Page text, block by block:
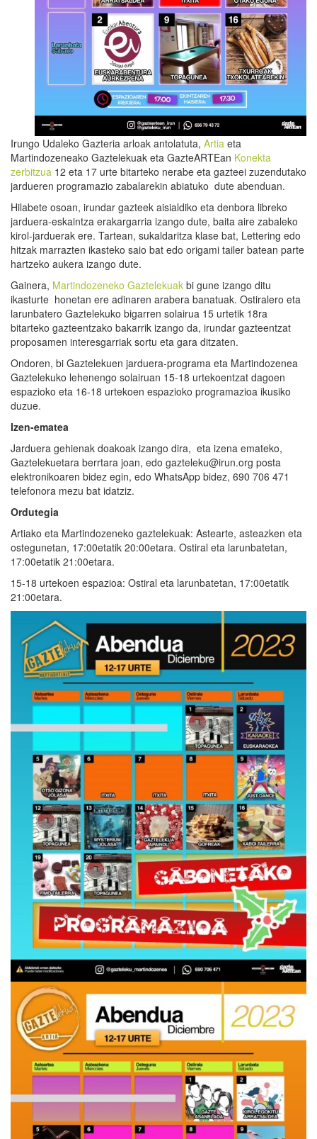
Irungo Udaleko Gazteria arloak antolatuta, Artia eta
Martindozeneako Gaztelekuak eta GazteARTEan Konekta
zerbitzua 12 eta 17 urte bitarteko nerabe eta gazteei zuzendutako
jardueren programazio zabalarekin abiatuko dute abenduan.
Hilabete osoan, irundar gazteek aisialdiko eta denbora libreko
jarduera-eskaintza erakargarria izango dute, baita aire zabaleko
kirol-jarduerak ere. Tartean, sukaldaritza klase bat, Lettering edo
hitzak marrazten ikasteko saio bat edo origami tailer batean parte
hartzeko aukera izango dute.
Gainera, Martindozeneko Gaztelekuak bi gune izango ditu
ikasturte honetan ere adinaren arabera banatuak. Ostiralero eta
larunbatero Gaztelekuko bigarren solairua 15 urtetik 18ra
bitarteko gazteentzako bakarrik izango da, irundar gazteentzat
proposamen interesgarriak sortu eta gara ditzaten.
Ondoren, bi Gaztelekuen jarduera-programa eta Martindozenea
Gaztelekuko lehenengo solairuan 15-18 urtekoentzat dagoen
espazioko eta 16-18 urtekoen espazioko programazioa ikusiko
duzue.
Izen-ematea
Jarduera gehienak doakoak izango dira, eta izena emateko,
Gaztelekuetara berrtara joan, edo gazteleku@irun.org posta
elektronikoaren bidez egin, edo WhatsApp bidez, 690 706 471
telefonora mezu bat idatziz.
Ordutegia
Artiako eta Martindozeneko gaztelekuak: Astearte, asteazken eta
ostegunetan, 17:00etatik 20:00etara. Ostiral eta larunbatetan,
17:00etatik 21:00etara.
15-18 urtekoen espazioa: Ostiral eta larunbatetan, 17:00etatik
21:00etara.